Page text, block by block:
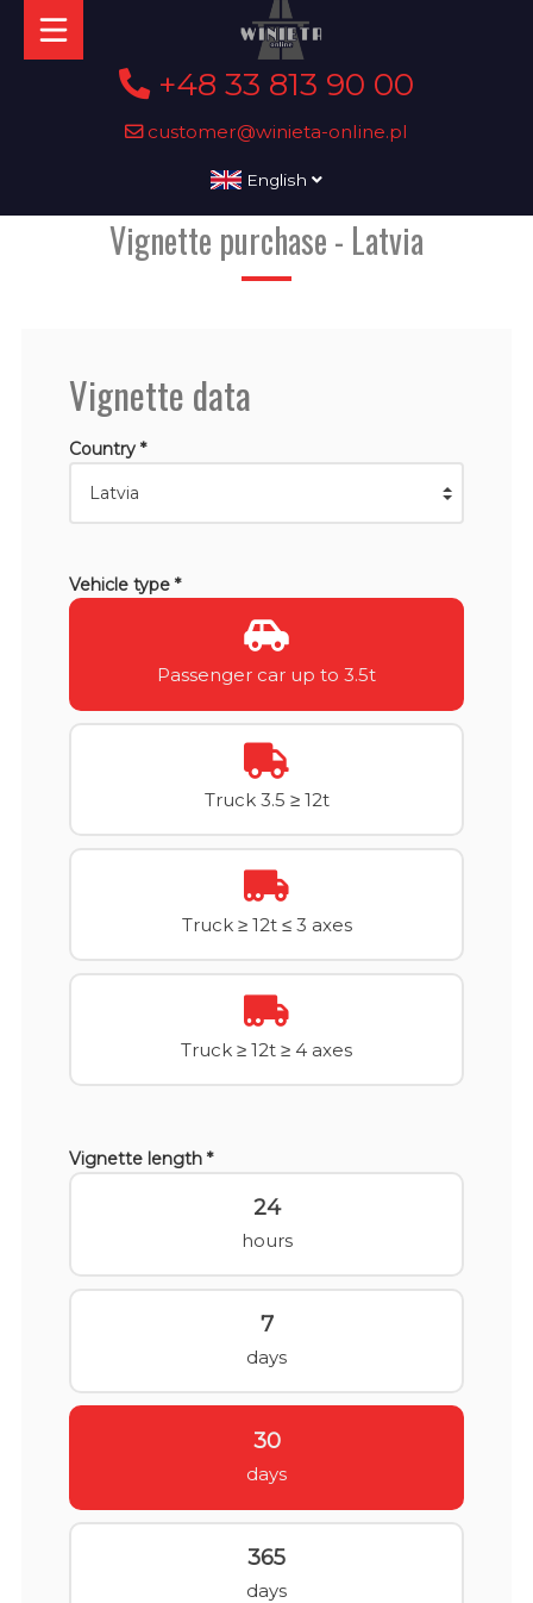
+48 33 813 90 00
customer@winieta-online.pl
English
Vignette purchase - Latvia
Vignette data
Country *
Vehicle type *
Passenger car up to 3.5t
Truck 3.5 ≥ 12t
Truck ≥ 12t ≤ 3 axes
Truck ≥ 12t ≥ 4 axes
Vignette length *
24
hours
7
days
30
days
365
days